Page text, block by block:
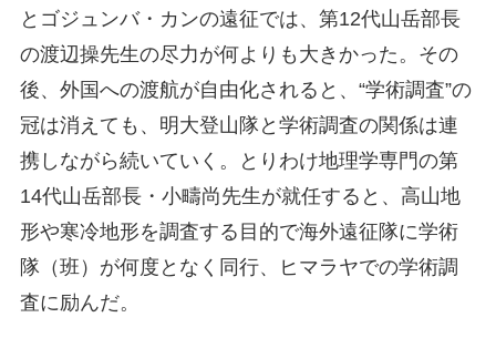
とゴジュンバ・カンの遠征では、第12代山岳部長
の渡辺操先生の尽力が何よりも大きかった。その
後、外国への渡航が自由化されると、“学術調査”の
冠は消えても、明大登山隊と学術調査の関係は連
携しながら続いていく。とりわけ地理学専門の第
14代山岳部長・小疇尚先生が就任すると、高山地
形や寒冷地形を調査する目的で海外遠征隊に学術
隊（班）が何度となく同行、ヒマラヤでの学術調
査に励んだ。